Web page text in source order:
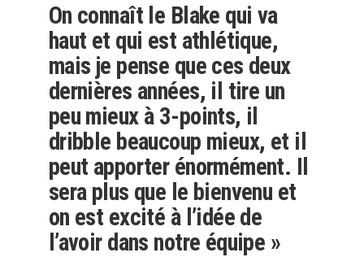
On connaît le Blake qui va
haut et qui est athlétique,
mais je pense que ces deux
dernières années, il tire un
peu mieux à 3-points, il
dribble beaucoup mieux, et il
peut apporter énormément. Il
sera plus que le bienvenu et
on est excité à l’idée de
l’avoir dans notre équipe »